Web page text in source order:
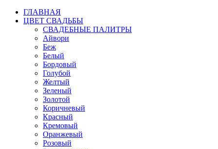
ГЛАВНАЯ
ЦВЕТ СВАДЬБЫ
СВАДЕБНЫЕ ПАЛИТРЫ
Айвори
Беж
Белый
Бордовый
Голубой
Желтый
Зеленый
Золотой
Коричневый
Красный
Кремовый
Оранжевый
Розовый